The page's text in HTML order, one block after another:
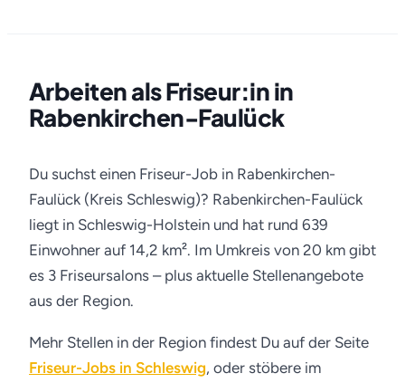
Arbeiten als Friseur:in in
Rabenkirchen-Faulück
Du suchst einen Friseur-Job in Rabenkirchen-
Faulück (Kreis Schleswig)? Rabenkirchen-Faulück
liegt in Schleswig-Holstein und hat rund 639
Einwohner auf 14,2 km². Im Umkreis von 20 km gibt
es 3 Friseursalons – plus aktuelle Stellenangebote
aus der Region.
Mehr Stellen in der Region findest Du auf der Seite
Friseur-Jobs in Schleswig, oder stöbere im